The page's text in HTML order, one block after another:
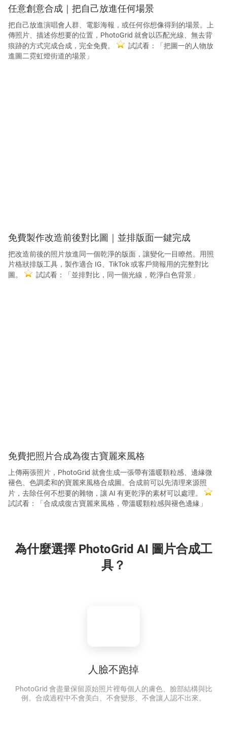
任意創意合成｜把自己放進任何場景
把自己放進演唱會人群、電影海報，或任何你想像得到的場景。上
傳照片、描述你想要的位置，PhotoGrid 就會以匹配光線、無去背
痕跡的方式完成合成，完全免費。
試試看：「把圖一的人物放
進圖二霓虹燈街道的場景」
免費製作改造前後對比圖｜並排版面一鍵完成
把改造前後的照片放進同一個乾淨的版面，讓變化一目瞭然。用照
片格狀排版工具，製作適合 IG、TikTok 或客戶簡報用的完整對比
圖。
試試看：「並排對比，同一個光線，乾淨白色背景」
免費把照片合成為復古寶麗來風格
上傳兩張照片，PhotoGrid 就會生成一張帶有溫暖顆粒感、邊緣微
褪色、色調柔和的寶麗來風格合成圖。合成前可以先清理來源照
片，去除任何不想要的雜物，讓 AI 有更乾淨的素材可以處理。
試試看：「合成成復古寶麗來風格，帶溫暖顆粒感與褪色邊緣」
為什麼選擇 PhotoGrid AI 圖片合成工
具？
人臉不跑掉
PhotoGrid 會盡量保留原始照片裡每個人的膚色、臉部結構與比
例。合成過程中不會美白、不會變形、不會讓人認不出來。